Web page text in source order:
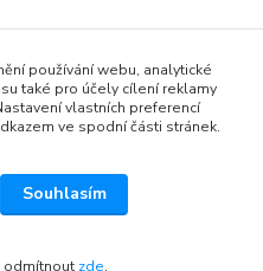
používání webu, analytické
také pro účely cílení reklamy
vlastních preferencí
ve spodní části stránek.
Souhlasím
odmítnout zde.